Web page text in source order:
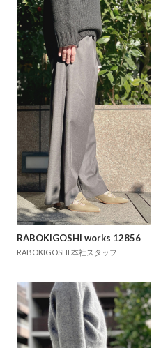
RABOKIGOSHI works 12856
RABOKIGOSHI 本社スタッフ